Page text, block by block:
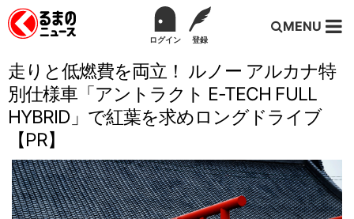
ログイン 登録
MENU
走りと低燃費を両立！ ルノー アルカナ特
別仕様車「アントラクト E-TECH FULL
HYBRID」で紅葉を求めロングドライブ
【PR】